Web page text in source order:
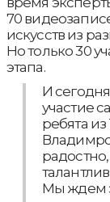
70
искусств из
Но только 30
этапа.
И
участие
ребята
Мы ждем